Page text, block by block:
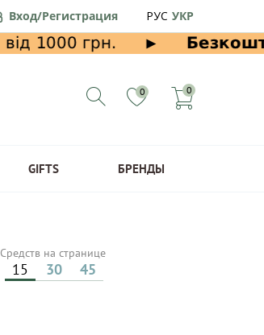
Вход/Регистрация РУС УКР
0 0
GIFTS БРЕНДЫ
Средств на странице
15 30 45